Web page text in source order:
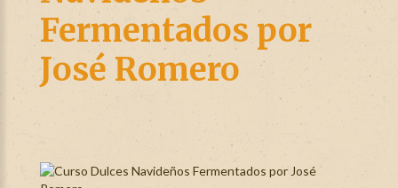
Fermentados por
José Romero